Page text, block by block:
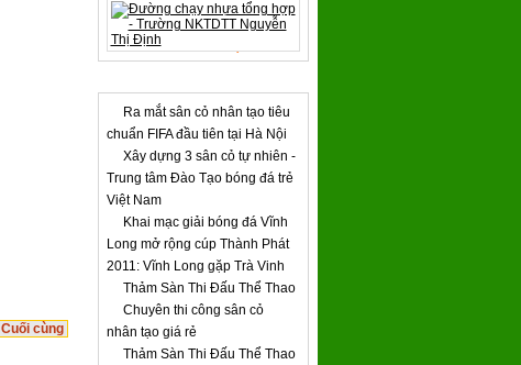
Cuối cùng
Đường chạy nhựa tổng hợp -
Trường NKTDTT Nguyễn Thị
Đèn chiếu sáng sân vận động
FiFa
Hệ thống tưới pop - up SVĐ Mỹ
Đình Hà Nội
Ra mắt sân cỏ nhân tạo tiêu
chuẩn FIFA đầu tiên tại Hà Nội
Xây dựng 3 sân cỏ tự nhiên -
Trung tâm Đào Tạo bóng đá trẻ
Việt Nam
Khai mạc giải bóng đá Vĩnh
Long mở rộng cúp Thành Phát
2011: Vĩnh Long gặp Trà Vinh
Thảm Sàn Thi Đấu Thể Thao
Chuyên thi công sân cỏ
nhân tạo giá rẻ
Thảm Sàn Thi Đấu Thể Thao